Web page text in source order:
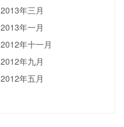
2013年三月
2013年一月
2012年十一月
2012年九月
2012年五月